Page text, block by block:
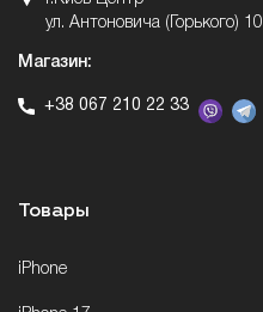
ул. Антоновича (Горького) 10
Магазин:
+38 067 210 22 33
Товары
iPhone